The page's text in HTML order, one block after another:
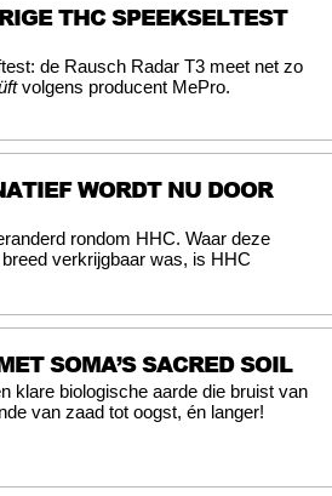
THC SPEEKSELTEST
de Rausch Radar T3 meet net zo
volgens producent MePro.
WORDT NU DOOR
rondom HHC. Waar deze
verkrijgbaar was, is HHC
SOMA’S SACRED SOIL
klare biologische aarde die bruist van
van zaad tot oogst, én langer!